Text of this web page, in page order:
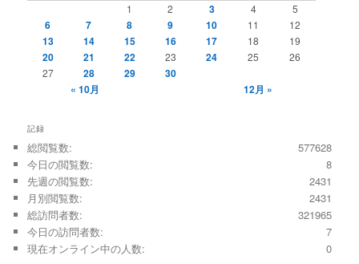
1 2 3 4 5
6 7 8 9 10 11 12
13 14 15 16 17 18 19
20 21 22 23 24 25
26
27
28 29
30
« 10月
12月 »
記録
577628
総閲覧数:
8
今日の閲覧数:
2431
先週の閲覧数:
2431
月別閲覧数:
321965
総訪問者数:
7
今日の訪問者数:
0
現在オンライン中の人数: